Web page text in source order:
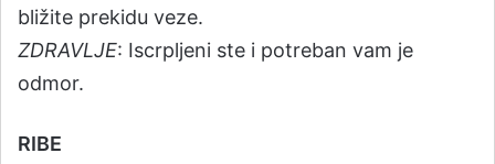
bližite prekidu veze.
ZDRAVLJE: Iscrpljeni ste i potreban vam je
odmor.
RIBE